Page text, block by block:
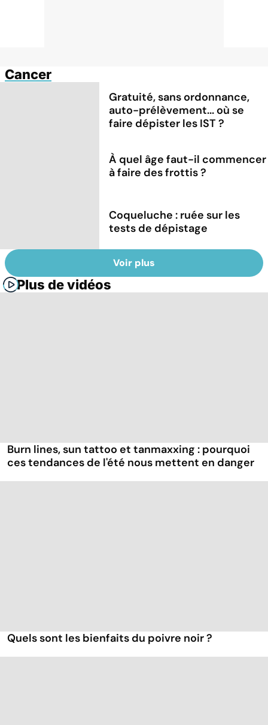
Cancer
Gratuité, sans ordonnance,
auto-prélèvement... où se
faire dépister les IST ?
À quel âge faut-il commencer
à faire des frottis ?
Coqueluche : ruée sur les
tests de dépistage
Voir plus
Plus de vidéos
Burn lines, sun tattoo et tanmaxxing : pourquoi
ces tendances de l'été nous mettent en danger
Quels sont les bienfaits du poivre noir ?